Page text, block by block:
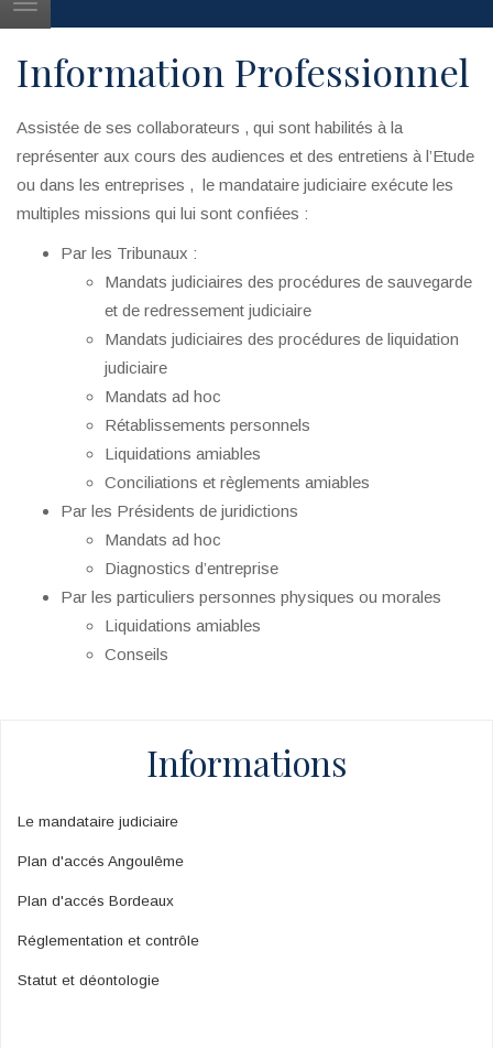
Toggle
Information Professionnel
Assistée de ses collaborateurs , qui sont habilités à la
représenter aux cours des audiences et des entretiens à l’Etude
ou dans les entreprises , le mandataire judiciaire exécute les
multiples missions qui lui sont confiées :
Par les Tribunaux :
Mandats judiciaires des procédures de sauvegarde
et de redressement judiciaire
Mandats judiciaires des procédures de liquidation
judiciaire
Mandats ad hoc
Rétablissements personnels
Liquidations amiables
Conciliations et règlements amiables
Par les Présidents de juridictions
Mandats ad hoc
Diagnostics d’entreprise
Par les particuliers personnes physiques ou morales
Liquidations amiables
Conseils
Informations
Le mandataire judiciaire
Plan d'accés Angoulême
Plan d'accés Bordeaux
Réglementation et contrôle
Statut et déontologie